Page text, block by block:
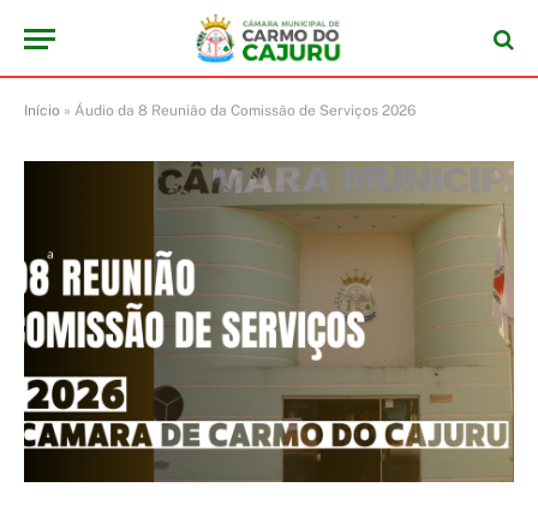
Início » Áudio da 8 Reunião da Comissão de Serviços 2026